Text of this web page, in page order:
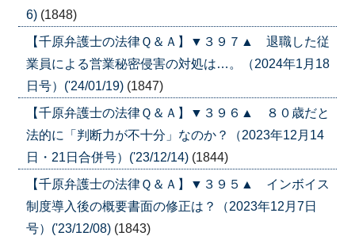
6) (1848)
【千原弁護士の法律Ｑ＆Ａ】▼３９７▲ 退職した従
業員による営業秘密侵害の対処は…。（2024年1月18
日号）('24/01/19) (1847)
【千原弁護士の法律Ｑ＆Ａ】▼３９６▲ ８０歳だと
法的に「判断力が不十分」なのか？（2023年12月14
日・21日合併号）('23/12/14) (1844)
【千原弁護士の法律Ｑ＆Ａ】▼３９５▲ インボイス
制度導入後の概要書面の修正は？（2023年12月7日
号）('23/12/08) (1843)